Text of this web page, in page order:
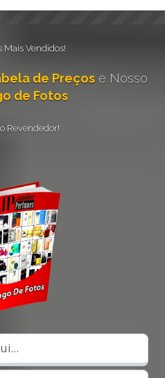
Mais Vendidos!
de Preçose Nosso
de Fotos
Revendedor!